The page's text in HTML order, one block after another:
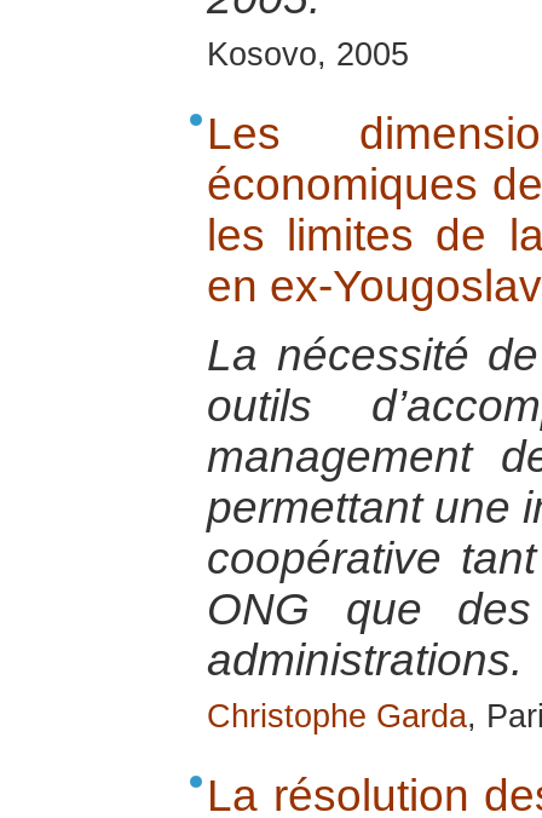
Kosovo, 2005
Les
économiques
les limites de
en ex-
La nécessité
outils
management
permettant une
coopérative
ONG que
administrations.
Christophe Garda,
La résolution